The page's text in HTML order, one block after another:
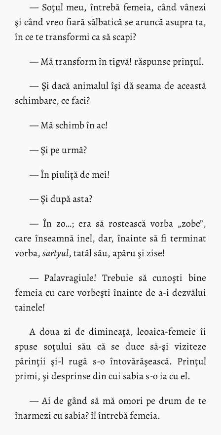
— Soţul meu, întrebă femeia, când vânezi
şi când vreo fiară sălbatică se aruncă asupra ta,
în ce te transformi ca să scapi?
— Mă transform în tigvă! răspunse prinţul.
— Şi dacă animalul îşi dă seama de această
schimbare, ce faci?
— Mă schimb în ac!
— Şi pe urmă?
— În piuliţă de mei!
— Şi după asta?
— În zo…; era să rostească vorba „zobe”,
care înseamnă inel, dar, înainte să fi terminat
vorba,sartyul, tatăl său, apăru şi zise!
— Palavragiule! Trebuie să cunoşti bine
femeia cu care vorbeşti înainte de a-i dezvălui
tainele!
A doua zi de dimineaţă, leoaica-femeie îi
spuse soţului său că se duce să-şi viziteze
părinţii şi-l rugă s-o întovărăşească. Prinţul
primi, şi desprinse din cui sabia s-o ia cu el.
— Ai de gând să mă omori pe drum de te
înarmezi cu sabia? îl întrebă femeia.